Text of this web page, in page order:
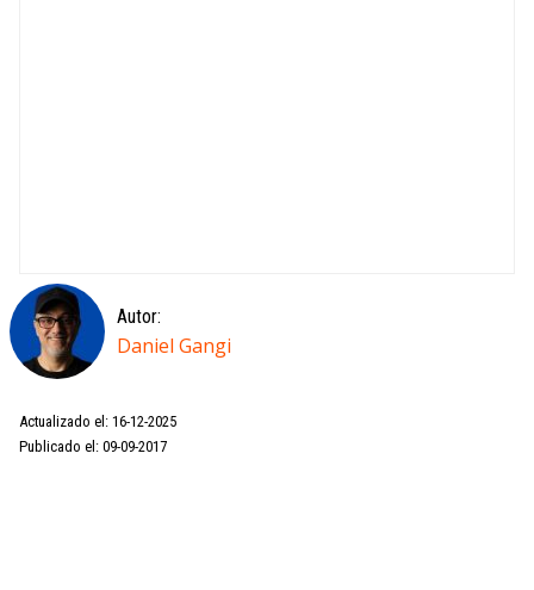
Autor:
Daniel Gangi
Actualizado el: 16-12-2025
Publicado el: 09-09-2017